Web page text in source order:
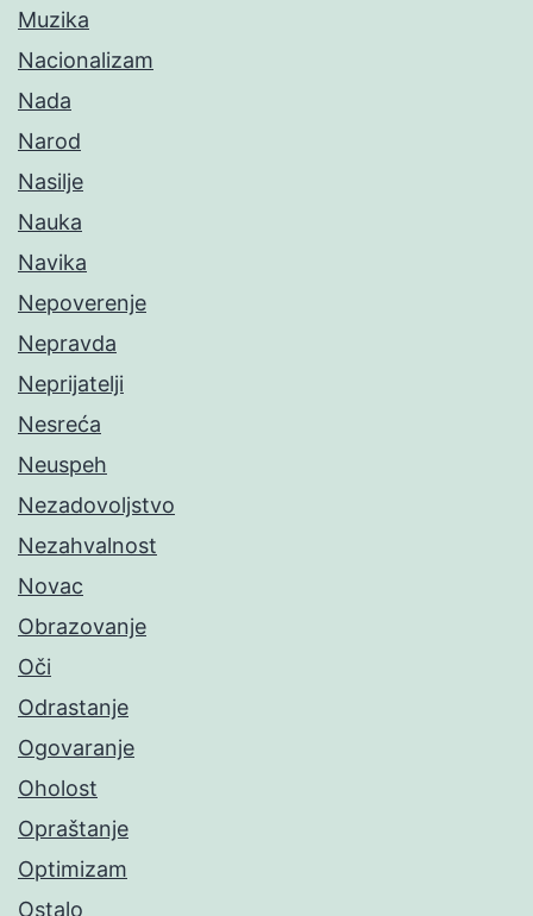
Muzika
Nacionalizam
Nada
Narod
Nasilje
Nauka
Navika
Nepoverenje
Nepravda
Neprijatelji
Nesreća
Neuspeh
Nezadovoljstvo
Nezahvalnost
Novac
Obrazovanje
Oči
Odrastanje
Ogovaranje
Oholost
Opraštanje
Optimizam
Ostalo